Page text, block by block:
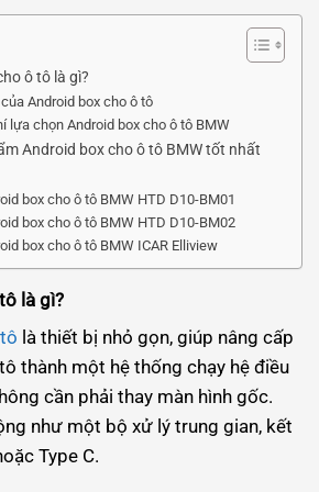
ô tô là gì?
Android box cho ô tô
lựa chọn Android box cho ô tô BMW
Android box cho ô tô BMW tốt nhất
box cho ô tô BMW HTD D10-BM01
box cho ô tô BMW HTD D10-BM02
box cho ô tô BMW ICAR Elliview
là gì?
là thiết bị nhỏ gọn, giúp nâng cấp
thành một hệ thống chạy hệ điều
cần phải thay màn hình gốc.
như một bộ xử lý trung gian, kết
Type C.